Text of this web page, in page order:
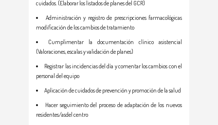
cuidados. (Elaborar los listados de planes del GCR)
Administración y registro de prescripciones farmacológicas
modificación de los cambios de tratamiento
Cumplimentar la documentación clínico asistencial
(Valoraciones, escalas y validación de planes)
Registrar las incidencias del día y comentar los cambios con el
personal del equipo
Aplicación de cuidados de prevención y promoción de la salud
Hacer seguimiento del proceso de adaptación de los nuevos
residentes/asdel centro